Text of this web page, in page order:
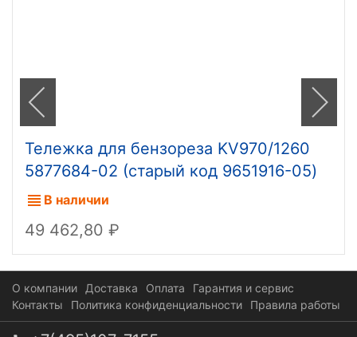
Тележка для бензореза KV970/1260
5877684-02 (старый код 9651916-05)
В наличии
49 462,80
О компании Доставка Оплата
Гарантия и сервис
Контакты
Политика конфиденциальности Правила работы